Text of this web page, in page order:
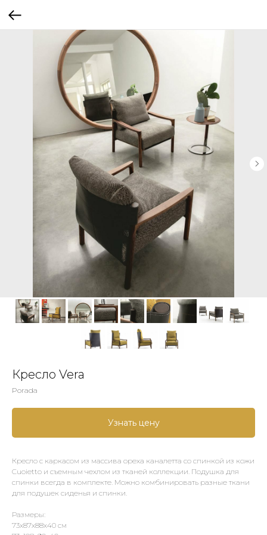
Кресло Vera
Porada
Узнать цену
Кресло с каркасом из массива ореха каналетта со спинкой из кожи
Cuoietto и съемным чехлом из тканей коллекции. Подушка для
спинки всегда в комплекте. Можно комбинировать разные ткани
для подушек сиденья и спинки.
Размеры:
73х87х88х40 см